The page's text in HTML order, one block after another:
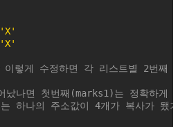
'X'
'X'
이렇게 수정하면 각 리스트별
났나면 첫번째(marks1)는 정확하게
하나의 주소값이 4개가 복사가 됐기